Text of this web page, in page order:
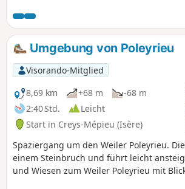
weitere Wanderwege, die am Weingut
die „Balade au cœur de nos bulles“ und
„Promenade de son Altesse“.
Umgebung von Poleyrieu
Visorando-Mitglied
8,69 km
+68 m
-68 m
2:40 Std.
Leicht
Start in Creys-Mépieu (Isère)
Spaziergang um den Weiler Poleyrieu.
einem Steinbruch und führt leicht
und Wiesen zum Weiler Poleyrieu mit